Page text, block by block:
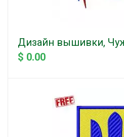
Дизайн вышивки,
$ 0.00